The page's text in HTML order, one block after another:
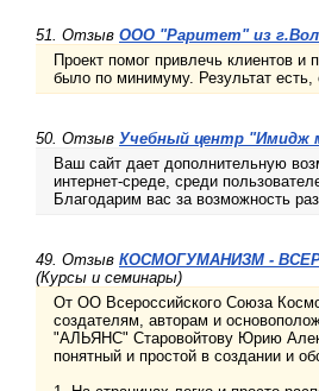
51. Отзыв ООО "Раритет" из
Проект помог привлечь клиентов и
было по минимуму. Результат есть,
50. Отзыв Учебный центр "Имидж
Ваш сайт дает дополнительную
интернет-среде, среди
Благодарим вас за возможность
49. Отзыв КОСМОГУМАНИЗМ -
(Курсы и семинары)
От ОО Всероссийского Союза
создателям, авторам и
"АЛЬЯНС" Старовойтову Юрию
понятный и простой в создании и